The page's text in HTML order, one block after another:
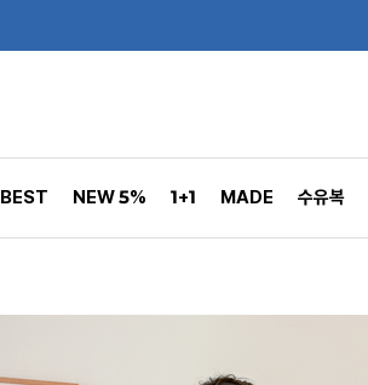
BEST NEW 5% 1+1 MADE 수유복